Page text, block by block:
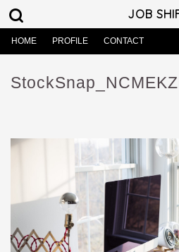
JOB
HOME PROFILE CONTACT